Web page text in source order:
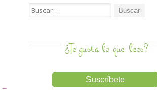
→
Search for:
¿Te gusta lo que lees?